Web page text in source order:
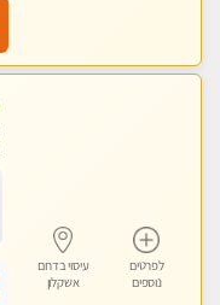
לפרטים
נוספים
עיסוי בדרום
אשקלון